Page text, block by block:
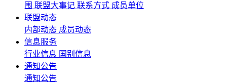
围 联盟大事记 联系方式 成员单位
联盟动态
内部动态 成员动态
信息服务
行业信息 国别信息
通知公告
通知公告